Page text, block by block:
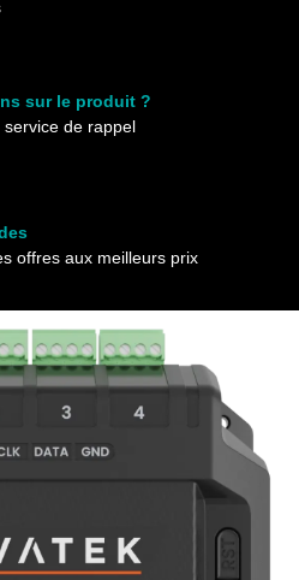
sur le produit ?
service de rappel
offres aux meilleurs prix